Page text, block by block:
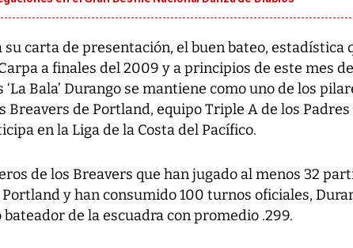
su carta de presentación, el buen bateo, estadística
a finales del 2009 y a principios de este mes
Bala’ Durango se mantiene como uno de los
Breavers de Portland, equipo Triple A de los Padres
en la Liga de la Costa del Pacífico.
de los Breavers que han jugado al menos 32
y han consumido 100 turnos oficiales,
de la escuadra con promedio .299.